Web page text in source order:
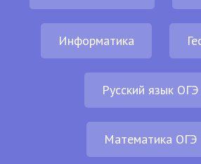
Информатика
Русский язык ОГЭ
Математика ОГЭ